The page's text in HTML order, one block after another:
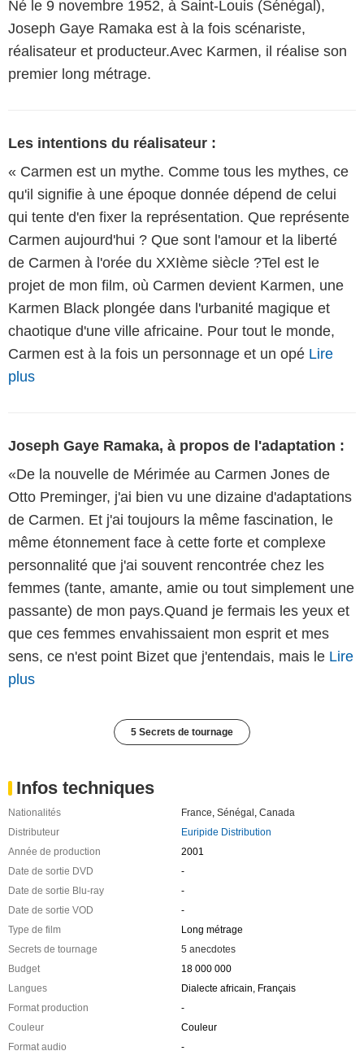
Né le 9 novembre 1952, à Saint-Louis (Sénégal),
Joseph Gaye Ramaka est à la fois scénariste,
réalisateur et producteur.Avec Karmen, il réalise son
premier long métrage.
Les intentions du réalisateur :
« Carmen est un mythe. Comme tous les mythes, ce
qu'il signifie à une époque donnée dépend de celui
qui tente d'en fixer la représentation. Que représente
Carmen aujourd'hui ? Que sont l'amour et la liberté
de Carmen à l'orée du XXIème siècle ?Tel est le
projet de mon film, où Carmen devient Karmen, une
Karmen Black plongée dans l'urbanité magique et
chaotique d'une ville africaine. Pour tout le monde,
Carmen est à la fois un personnage et un opé Lire
plus
Joseph Gaye Ramaka, à propos de l'adaptation :
«De la nouvelle de Mérimée au Carmen Jones de
Otto Preminger, j'ai bien vu une dizaine d'adaptations
de Carmen. Et j'ai toujours la même fascination, le
même étonnement face à cette forte et complexe
personnalité que j'ai souvent rencontrée chez les
femmes (tante, amante, amie ou tout simplement une
passante) de mon pays.Quand je fermais les yeux et
que ces femmes envahissaient mon esprit et mes
sens, ce n'est point Bizet que j'entendais, mais le Lire
plus
5 Secrets de tournage
Infos techniques
Nationalités France Sénégal Canada
Distributeur
Euripide Distribution
Année de production
2001
Date de sortie DVD
-
Date de sortie Blu-ray
-
Date de sortie VOD
-
Type de film
Long métrage
Secrets de tournage
5 anecdotes
Budget
18 000 000
Langues
Dialecte africain, Français
Format production
-
Couleur
Couleur
Format audio
-